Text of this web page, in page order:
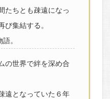
たちとも疎遠になっ
び集結する。
。
の世界で絆を深め合
遠となっていた６年